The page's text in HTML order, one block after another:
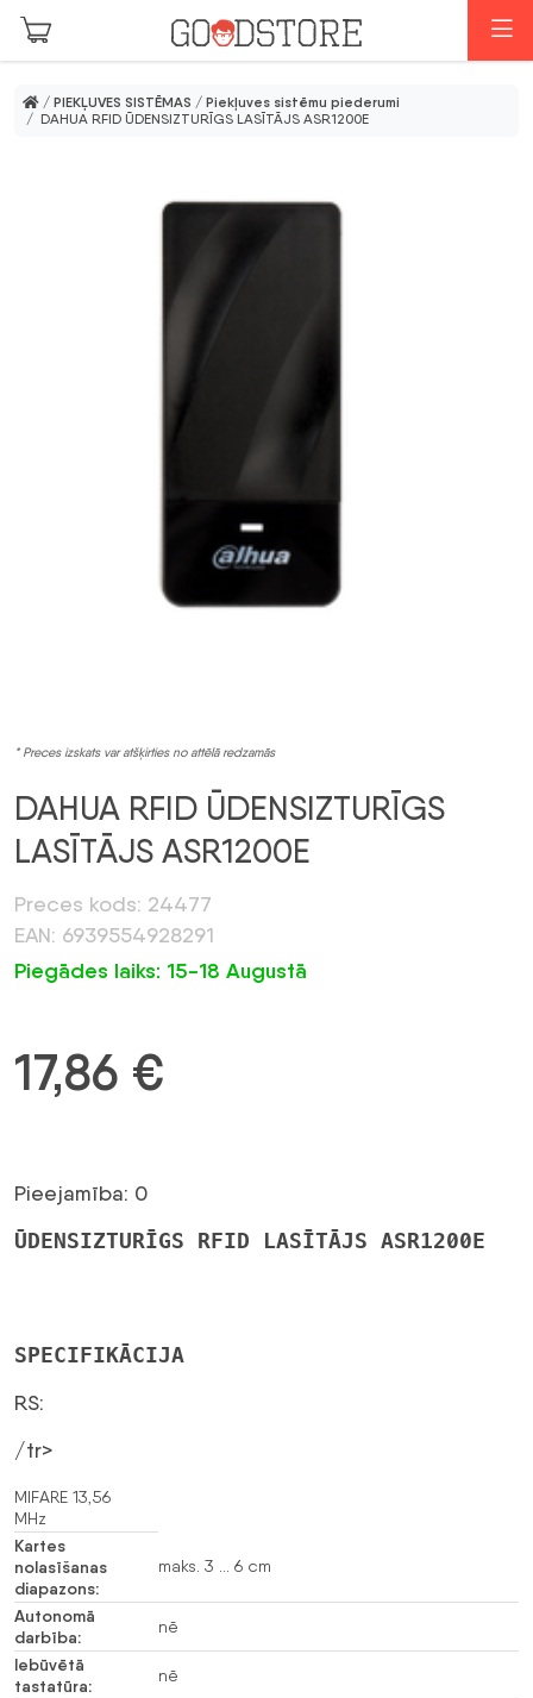
Skip to main content
/ PIEKĻUVES SISTĒMAS / Piekļuves sistēmu piederumi
/ DAHUA RFID ŪDENSIZTURĪGS LASĪTĀJS ASR1200E
* Preces izskats var atšķirties no attēlā redzamās
DAHUA RFID ŪDENSIZTURĪGS
LASĪTĀJS ASR1200E
Preces kods: 24477
EAN: 6939554928291
Piegādes laiks: 15-18 Augustā
17,86 €
Pieejamība: 0
ŪDENSIZTURĪGS RFID LASĪTĀJS ASR1200E
SPECIFIKĀCIJA
RS:
/tr>
MIFARE 13,56
MHz
Kartes
nolasīšanas
diapazons:
maks. 3 … 6 cm
Autonomā
darbība:
nē
Iebūvētā
tastatūra:
nē